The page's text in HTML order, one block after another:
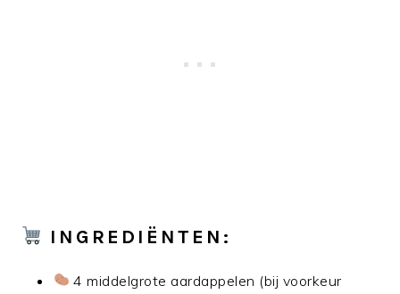
INGREDIËNTEN:
4 middelgrote aardappelen (bij voorkeur